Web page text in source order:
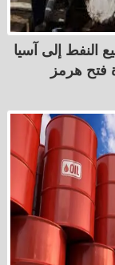
النفط إلى آسيا
فتح هرمز